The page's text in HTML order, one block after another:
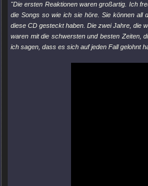
"Die ersten Reaktionen waren großartig. Ich
die Songs so wie ich sie höre. Sie können all
diese CD gesteckt haben. Die zwei Jahre, die
waren mit die schwersten und besten Zeiten,
ich sagen, dass es sich auf jeden Fall gelohnt